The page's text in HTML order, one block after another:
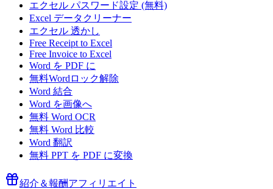
エクセル パスワード設定 (無料)
Excel データクリーナー
エクセル 透かし
Free Receipt to Excel
Free Invoice to Excel
Word を PDF に
無料Wordロック解除
Word 結合
Word を画像へ
無料 Word OCR
無料 Word 比較
Word 翻訳
無料 PPT を PDF に変換
紹介＆報酬アフィリエイト